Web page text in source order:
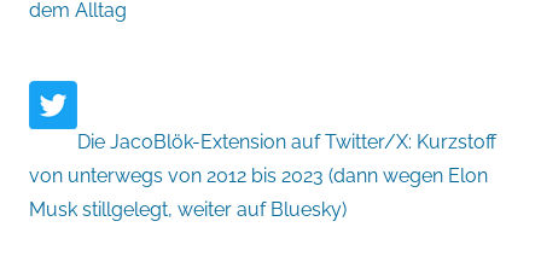
dem Alltag
Die JacoBlök-Extension auf Twitter/X: Kurzstoff
von unterwegs von 2012 bis 2023 (dann wegen Elon
Musk stillgelegt, weiter auf Bluesky)